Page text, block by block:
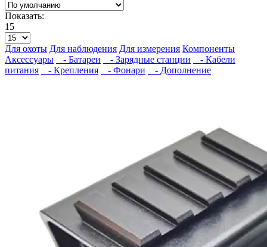
Показать:
15
Для охоты Для наблюдения Для измерения Компоненты
Аксессуары
- Батареи - Зарядные станции
- Кабели
питания
- Крепления - Фонари - Дополнение